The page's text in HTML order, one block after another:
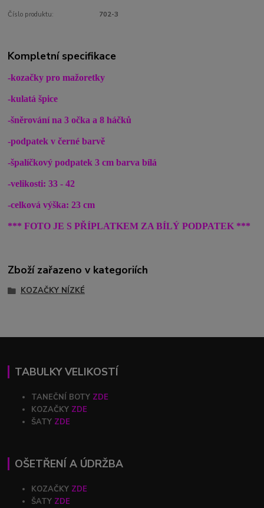
Číslo produktu: 702-3
Kompletní specifikace
-kozačky pro mažoretky
-kulatá špice
-šněrování na 3 očka a 8 háčků
-podpatek v černé barvě
-špalíčkový podpatek 3 cm barva bílá
-velikosti: 33 - 42
-celková výška: 23 cm
*** FOTO JE S PŘÍPLATKEM ZA BÍLÝ PODPATEK ***
Zboží zařazeno v kategoriích
KOZAČKY NÍZKÉ
TABULKY VELIKOSTÍ
TANEČNÍ BOTY ZDE
KOZAČKY ZDE
ŠATY ZDE
OŠETŘENÍ A ÚDRŽBA
KOZAČKY ZDE
ŠATY ZDE